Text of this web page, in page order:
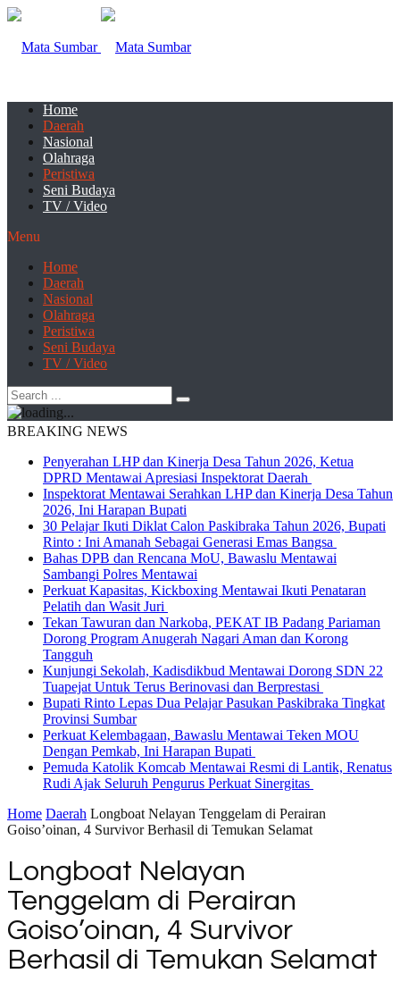
Home
Daerah
Nasional
Olahraga
Peristiwa
Seni Budaya
TV / Video
Menu
Home
Daerah
Nasional
Olahraga
Peristiwa
Seni Budaya
TV / Video
BREAKING NEWS
Penyerahan LHP dan Kinerja Desa Tahun 2026, Ketua
DPRD Mentawai Apresiasi Inspektorat Daerah
Inspektorat Mentawai Serahkan LHP dan Kinerja Desa Tahun
2026, Ini Harapan Bupati
30 Pelajar Ikuti Diklat Calon Paskibraka Tahun 2026, Bupati
Rinto : Ini Amanah Sebagai Generasi Emas Bangsa
Bahas DPB dan Rencana MoU, Bawaslu Mentawai
Sambangi Polres Mentawai
Perkuat Kapasitas, Kickboxing Mentawai Ikuti Penataran
Pelatih dan Wasit Juri
Tekan Tawuran dan Narkoba, PEKAT IB Padang Pariaman
Dorong Program Anugerah Nagari Aman dan Korong
Tangguh
Kunjungi Sekolah, Kadisdikbud Mentawai Dorong SDN 22
Tuapejat Untuk Terus Berinovasi dan Berprestasi
Bupati Rinto Lepas Dua Pelajar Pasukan Paskibraka Tingkat
Provinsi Sumbar
Perkuat Kelembagaan, Bawaslu Mentawai Teken MOU
Dengan Pemkab, Ini Harapan Bupati
Pemuda Katolik Komcab Mentawai Resmi di Lantik, Renatus
Rudi Ajak Seluruh Pengurus Perkuat Sinergitas
Home Daerah Longboat Nelayan Tenggelam di Perairan
Goiso’oinan, 4 Survivor Berhasil di Temukan Selamat
Longboat Nelayan
Tenggelam di Perairan
Goiso’oinan, 4 Survivor
Berhasil di Temukan Selamat